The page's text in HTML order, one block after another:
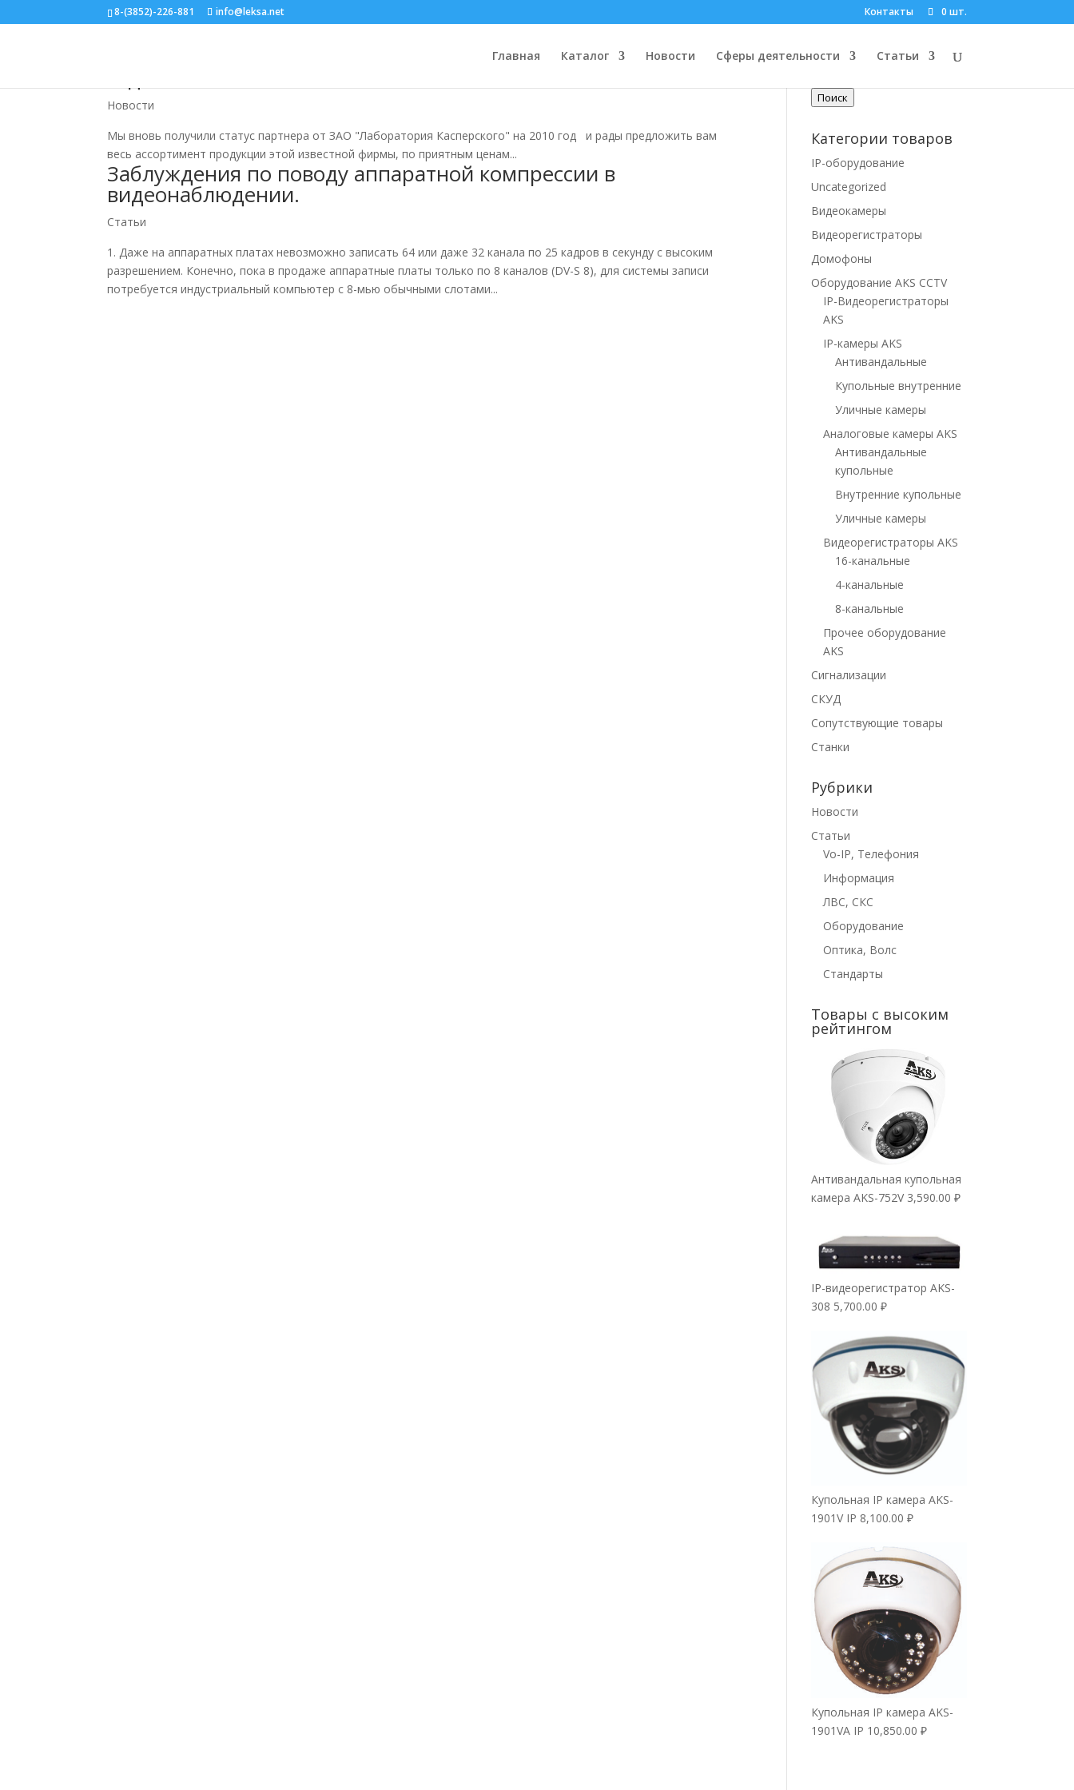
8-(3852)-226-881 info@leksa.net Контакты 0 шт.
Главная Каталог Новости Сферы деятельности Статьи
Сертификат партера ЗАО "Лаборатория Касперского" на 2010
Новости
Мы вновь получили статус партнера от ЗАО "Лаборатория Касперского" на 2010 год и рады предложить вам
весь ассортимент продукции этой известной фирмы, по приятным ценам...
Заблуждения по поводу аппаратной компрессии в
видеонаблюдении.
Статьи
1. Даже на аппаратных платах невозможно записать 64 или даже 32 канала по 25 кадров в секунду с высоким
разрешением. Конечно, пока в продаже аппаратные платы только по 8 каналов (DV-S 8), для системы записи
потребуется индустриальный компьютер с 8-мью обычными слотами...
Поиск по товарам
Поиск
Категории товаров
IP-оборудование
Uncategorized
Видеокамеры
Видеорегистраторы
Домофоны
Оборудование AKS CCTV
IP-Видеорегистраторы
AKS
IP-камеры AKS
Антивандальные
Купольные внутренние
Уличные камеры
Аналоговые камеры AKS
Антивандальные
купольные
Внутренние купольные
Уличные камеры
Видеорегистраторы AKS
16-канальные
4-канальные
8-канальные
Прочее оборудование
AKS
Сигнализации
СКУД
Сопутствующие товары
Станки
Рубрики
Новости
Статьи
Vo-IP, Телефония
Информация
ЛВС, СКС
Оборудование
Оптика, Волс
Стандарты
Товары с высоким
рейтингом
Антивандальная купольная
камера AKS-752V 3,590.00₽
IP-видеорегистратор AKS-
308 5,700.00₽
Купольная IP камера AKS-
1901V IP 8,100.00₽
Купольная IP камера AKS-
1901VA IP 10,850.00₽